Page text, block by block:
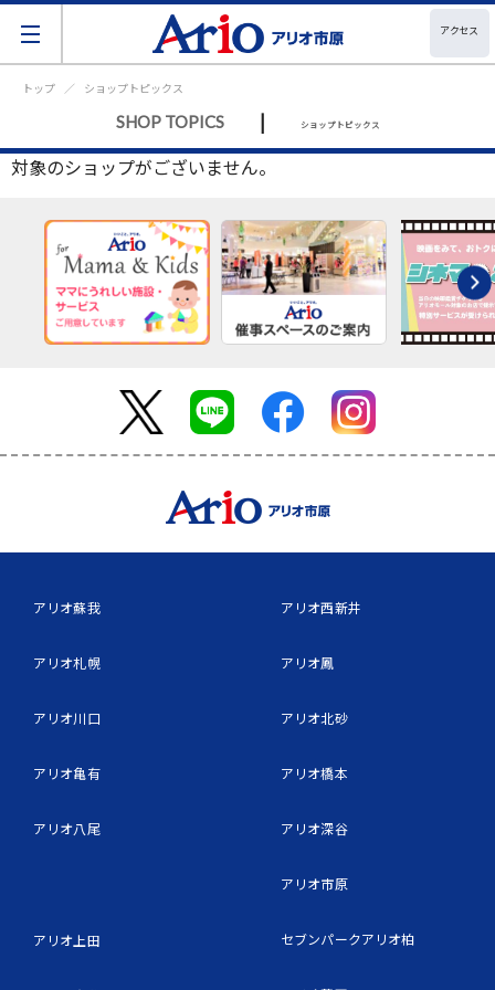
アクセス
トップ ショップトピックス
SHOP TOPICS | ショップトピックス
対象のショップがございません。
アリオ蘇我
アリオ札幌
アリオ川口
アリオ亀有
アリオ八尾
アリオ上田
アリオ西新井
アリオ鳳
アリオ北砂
アリオ橋本
アリオ深谷
アリオ市原
セブンパークアリオ柏